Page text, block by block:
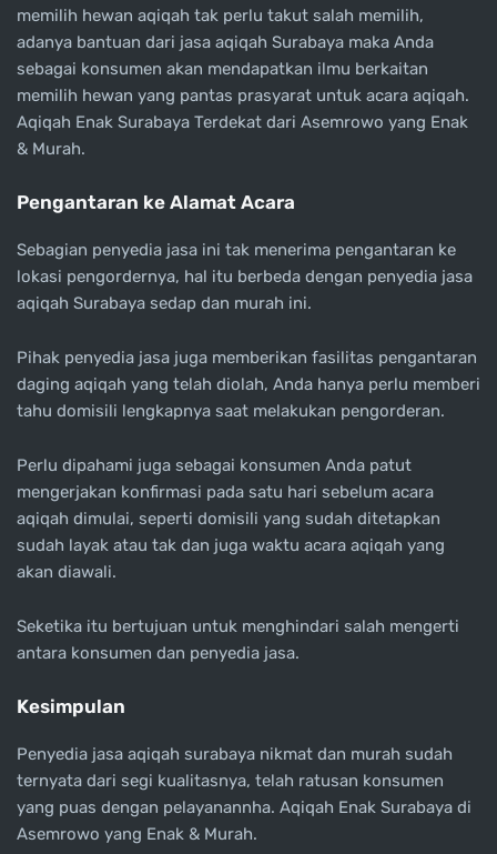
memilih hewan aqiqah tak perlu takut salah memilih,
adanya bantuan dari jasa aqiqah Surabaya maka Anda
sebagai konsumen akan mendapatkan ilmu berkaitan
memilih hewan yang pantas prasyarat untuk acara aqiqah.
Aqiqah Enak Surabaya Terdekat dari Asemrowo yang Enak
& Murah.
Pengantaran ke Alamat Acara
Sebagian penyedia jasa ini tak menerima pengantaran ke
lokasi pengordernya, hal itu berbeda dengan penyedia jasa
aqiqah Surabaya sedap dan murah ini.
Pihak penyedia jasa juga memberikan fasilitas pengantaran
daging aqiqah yang telah diolah, Anda hanya perlu memberi
tahu domisili lengkapnya saat melakukan pengorderan.
Perlu dipahami juga sebagai konsumen Anda patut
mengerjakan konfirmasi pada satu hari sebelum acara
aqiqah dimulai, seperti domisili yang sudah ditetapkan
sudah layak atau tak dan juga waktu acara aqiqah yang
akan diawali.
Seketika itu bertujuan untuk menghindari salah mengerti
antara konsumen dan penyedia jasa.
Kesimpulan
Penyedia jasa aqiqah surabaya nikmat dan murah sudah
ternyata dari segi kualitasnya, telah ratusan konsumen
yang puas dengan pelayanannha. Aqiqah Enak Surabaya di
Asemrowo yang Enak & Murah.